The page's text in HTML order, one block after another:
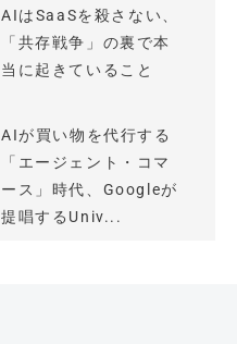
AIはSaaSを殺さない、
「共存戦争」の裏で本
当に起きていること
AIが買い物を代行する
「エージェント・コマ
ース」時代、Googleが
提唱するUniv...